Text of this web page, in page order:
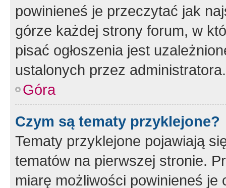
powinieneś je przeczytać jak
górze każdej strony forum, w
pisać ogłoszenia jest
ustalonych przez administratora.
Góra
Czym są tematy przyklejone?
Tematy przyklejone pojawiają
tematów na pierwszej stronie.
miarę możliwości powinieneś je